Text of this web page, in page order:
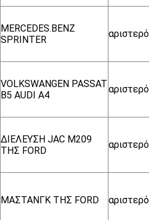
MERCEDES.BENZ
SPRINTER
VOLKSWANGEN PASSAT
B5 AUDI A4
ΔΙΕΛΕΥΣΗ JAC M209
ΤΗΣ FORD
ΜΑΣΤΑΝΓΚ ΤΗΣ FORD